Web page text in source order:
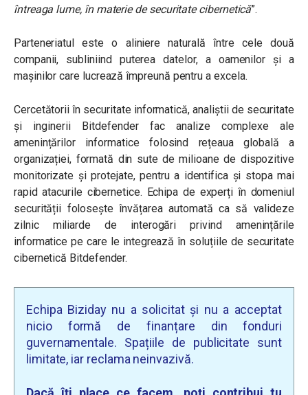
întreaga lume, în materie de securitate cibernetică”.
Parteneriatul este o aliniere naturală între cele două
companii, subliniind puterea datelor, a oamenilor și a
mașinilor care lucrează împreună pentru a excela.
Cercetătorii în securitate informatică, analiștii de securitate
și inginerii Bitdefender fac analize complexe ale
amenințărilor informatice folosind rețeaua globală a
organizației, formată din sute de milioane de dispozitive
monitorizate și protejate, pentru a identifica și stopa mai
rapid atacurile cibernetice. Echipa de experți în domeniul
securității folosește învățarea automată ca să valideze
zilnic miliarde de interogări privind amenințările
informatice pe care le integrează în soluțiile de securitate
cibernetică Bitdefender.
Echipa Biziday nu a solicitat și nu a acceptat
nicio formă de finanțare din fonduri
guvernamentale. Spațiile de publicitate sunt
limitate, iar reclama neinvazivă.